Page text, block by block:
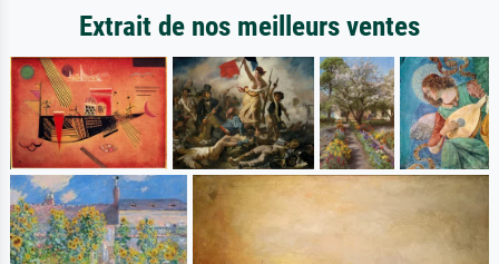
Extrait de nos meilleurs ventes